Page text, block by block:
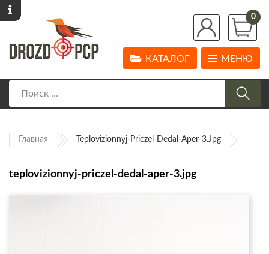
0
МЕНЮ
КАТАЛОГ
Главная Teplovizionnyj-Priczel-Dedal-Aper-3.jpg
teplovizionnyj-priczel-dedal-aper-3.jpg